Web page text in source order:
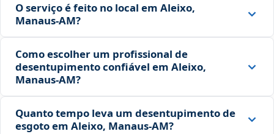
O serviço é feito no local em Aleixo,
Manaus‑AM?
Como escolher um profissional de
desentupimento confiável em Aleixo,
Manaus‑AM?
Quanto tempo leva um desentupimento de
esgoto em Aleixo, Manaus‑AM?